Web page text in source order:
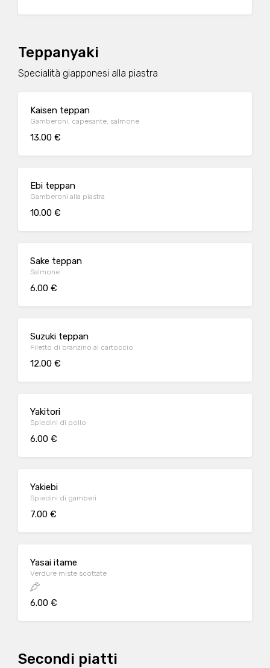
Teppanyaki
Specialità giapponesi alla piastra
Kaisen teppan
Gamberoni, capesante, salmone
13.00 €
Ebi teppan
Gamberoni alla piastra
10.00 €
Sake teppan
Salmone
6.00 €
Suzuki teppan
Filetto di branzino al cartoccio
12.00 €
Yakitori
Spiedini di pollo
6.00 €
Yakiebi
Spiedini di gamberi
7.00 €
Yasai itame
Verdure miste scottate
6.00 €
Secondi piatti